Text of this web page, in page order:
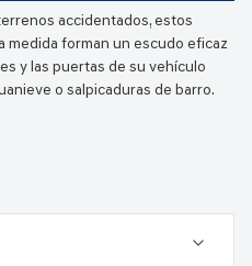
accidentados, estos
medida forman un escudo eficaz
y las puertas de su vehículo
o salpicaduras de barro.